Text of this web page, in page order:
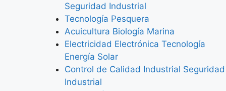
Seguridad Industrial
Tecnología Pesquera
Acuicultura Biología Marina
Electricidad Electrónica Tecnología
Energía Solar
Control de Calidad Industrial Seguridad
Industrial